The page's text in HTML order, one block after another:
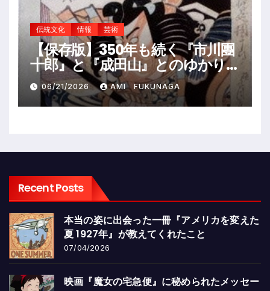
伝統文化 情報 芸術
【保存版】350年も続く『市川團
十郎』と『成田山』とのゆかり深
い関係①
06/21/2026 AMI FUKUNAGA
Recent Posts
本当の姿に出会った一冊『アメリカを変えた
夏 1927年』が教えてくれたこと
07/04/2026
映画『魔女の宅急便』に秘められたメッセー